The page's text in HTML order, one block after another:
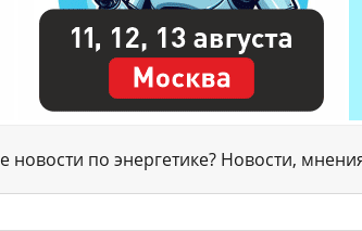
новости по энергетике? Новости,